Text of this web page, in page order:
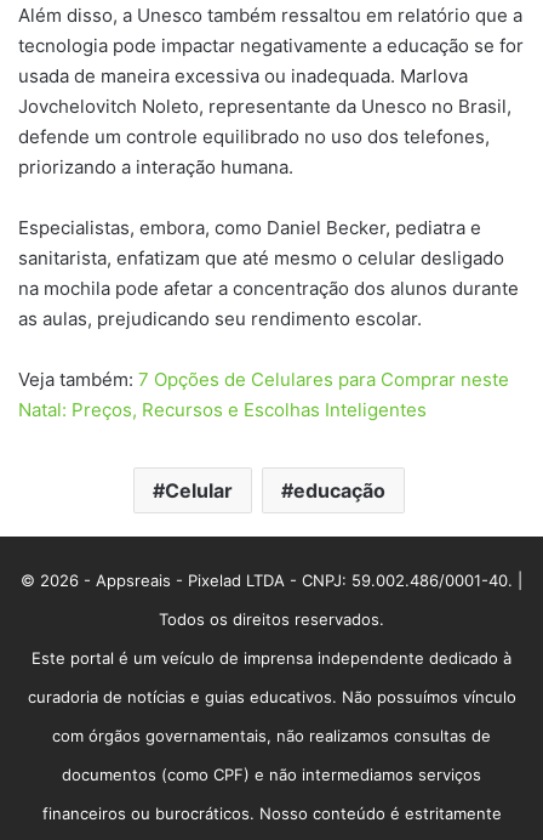
Além disso, a Unesco também ressaltou em relatório que a
tecnologia pode impactar negativamente a educação se for
usada de maneira excessiva ou inadequada. Marlova
Jovchelovitch Noleto, representante da Unesco no Brasil,
defende um controle equilibrado no uso dos telefones,
priorizando a interação humana.
Especialistas, embora, como Daniel Becker, pediatra e
sanitarista, enfatizam que até mesmo o celular desligado
na mochila pode afetar a concentração dos alunos durante
as aulas, prejudicando seu rendimento escolar.
Veja também: 7 Opções de Celulares para Comprar neste
Natal: Preços, Recursos e Escolhas Inteligentes
Celular educação
© 2026 - Appsreais - Pixelad LTDA - CNPJ: 59.002.486/0001-40. |
Todos os direitos reservados.
Este portal é um veículo de imprensa independente dedicado à
curadoria de notícias e guias educativos. Não possuímos vínculo
com órgãos governamentais, não realizamos consultas de
documentos (como CPF) e não intermediamos serviços
financeiros ou burocráticos. Nosso conteúdo é estritamente